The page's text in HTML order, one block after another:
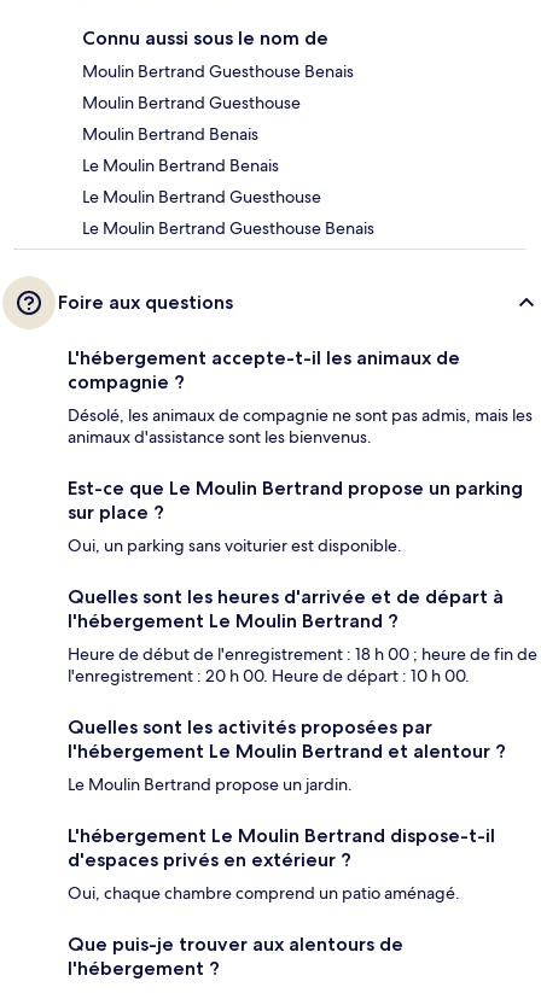
Connu aussi sous le nom de
Moulin Bertrand Guesthouse Benais
Moulin Bertrand Guesthouse
Moulin Bertrand Benais
Le Moulin Bertrand Benais
Le Moulin Bertrand Guesthouse
Le Moulin Bertrand Guesthouse Benais
Foire aux questions
L'hébergement accepte-t-il les animaux de
compagnie ?
Désolé, les animaux de compagnie ne sont pas admis, mais les
animaux d'assistance sont les bienvenus.
Est-ce que Le Moulin Bertrand propose un parking
sur place ?
Oui, un parking sans voiturier est disponible.
Quelles sont les heures d'arrivée et de départ à
l'hébergement Le Moulin Bertrand ?
Heure de début de l'enregistrement : 18 h 00 ; heure de fin de
l'enregistrement : 20 h 00. Heure de départ : 10 h 00.
Quelles sont les activités proposées par
l'hébergement Le Moulin Bertrand et alentour ?
Le Moulin Bertrand propose un jardin.
L'hébergement Le Moulin Bertrand dispose-t-il
d'espaces privés en extérieur ?
Oui, chaque chambre comprend un patio aménagé.
Que puis-je trouver aux alentours de
l'hébergement ?